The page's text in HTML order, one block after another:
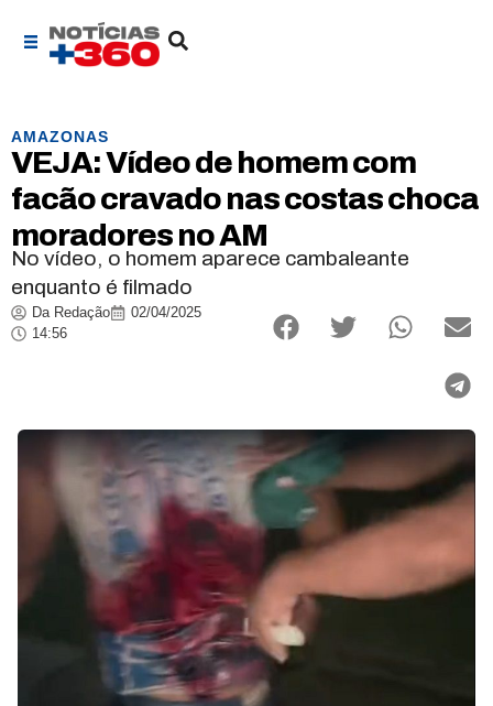
AMAZONAS
VEJA: Vídeo de homem com
facão cravado nas costas choca
moradores no AM
No vídeo, o homem aparece cambaleante
enquanto é filmado
Da Redação
02/04/2025
14:56